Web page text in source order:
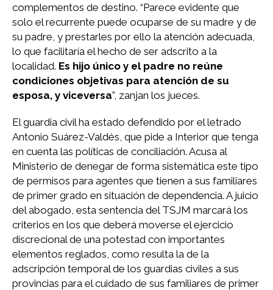
complementos de destino. “Parece evidente que
solo el recurrente puede ocuparse de su madre y de
su padre, y prestarles por ello la atención adecuada,
lo que facilitaría el hecho de ser adscrito a la
localidad. Es hijo único y el padre no reúne
condiciones objetivas para atención de su
esposa, y viceversa”, zanjan los jueces.
El guardia civil ha estado defendido por el letrado
Antonio Suárez-Valdés, que pide a Interior que tenga
en cuenta las políticas de conciliación. Acusa al
Ministerio de denegar de forma sistemática este tipo
de permisos para agentes que tienen a sus familiares
de primer grado en situación de dependencia. A juicio
del abogado, esta sentencia del TSJM marcará los
criterios en los que deberá moverse el ejercicio
discrecional de una potestad con importantes
elementos reglados, como resulta la de la
adscripción temporal de los guardias civiles a sus
provincias para el cuidado de sus familiares de primer